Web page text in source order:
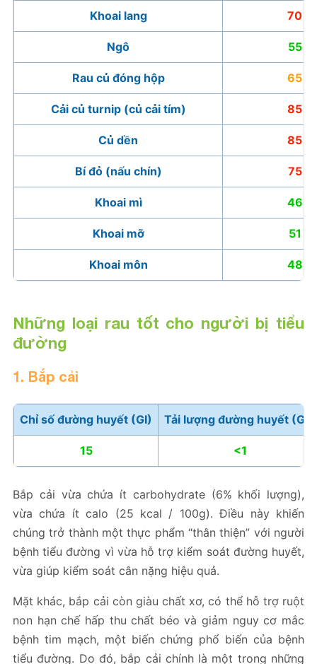
Khoai lang 70
Ngô 55
Rau củ đóng hộp 65
Cải củ turnip (củ cải tím) 85
Củ dền 85
Bí đỏ (nấu chín) 75
Khoai mì 46
Khoai mỡ 51
Khoai môn 48
Những loại rau tốt cho người bị tiểu
đường
1. Bắp cải
Chỉ số đường huyết (GI) Tải lượng đường huyết (GL)
15 <1
Bắp cải vừa chứa ít carbohydrate (6% khối lượng),
vừa chứa ít calo (25 kcal / 100g). Điều này khiến
chúng trở thành một thực phẩm “thân thiện” với người
bệnh tiểu đường vì vừa hỗ trợ kiểm soát đường huyết,
vừa giúp kiểm soát cân nặng hiệu quả.
Mặt khác, bắp cải còn giàu chất xơ, có thể hỗ trợ ruột
non hạn chế hấp thu chất béo và giảm nguy cơ mắc
bệnh tim mạch, một biến chứng phổ biến của bệnh
tiểu đường. Do đó, bắp cải chính là một trong những